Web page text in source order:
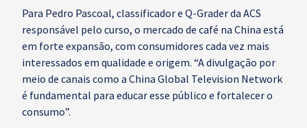
Para Pedro Pascoal, classificador e Q-Grader da ACS
responsável pelo curso, o mercado de café na China está
em forte expansão, com consumidores cada vez mais
interessados em qualidade e origem. “A divulgação por
meio de canais como a China Global Television Network
é fundamental para educar esse público e fortalecer o
consumo”.